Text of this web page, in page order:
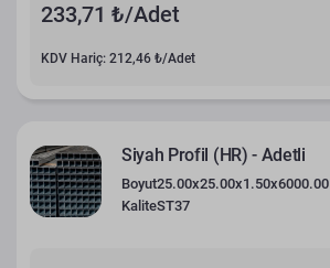
233,71 ₺/Adet
KDV Hariç: 212,46 ₺/Adet
Siyah Profil (HR) - Adetli
Boyut25.00x25.00x1.50x6000.00
KaliteST37